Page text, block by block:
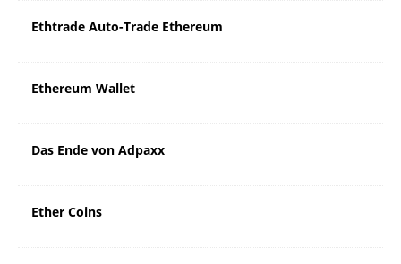
Ethtrade Auto-Trade Ethereum
Ethereum Wallet
Das Ende von Adpaxx
Ether Coins